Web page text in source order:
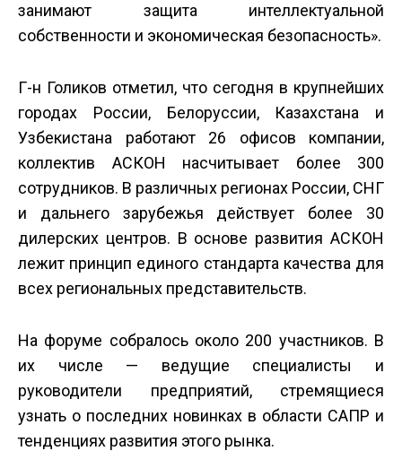
занимают защита интеллектуальной
собственности и экономическая безопасность».
Г-н Голиков отметил, что сегодня в крупнейших
городах России, Белоруссии, Казахстана и
Узбекистана работают 26 офисов компании,
коллектив АСКОН насчитывает более 300
сотрудников. В различных регионах России, СНГ
и дальнего зарубежья действует более 30
дилерских центров. В основе развития АСКОН
лежит принцип единого стандарта качества для
всех региональных представительств.
На форуме собралось около 200 участников. В
их числе — ведущие специалисты и
руководители предприятий, стремящиеся
узнать о последних новинках в области САПР и
тенденциях развития этого рынка.